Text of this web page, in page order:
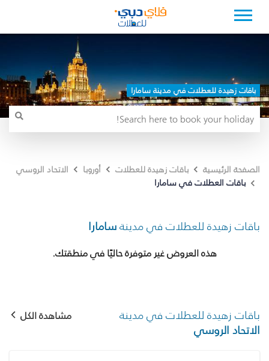
باقات زهيدة للعطلات في مدينة سامارا
الصفحة الرئيسية باقات زهيدة للعطلات أوروبا
الاتحاد الروسي
باقات العطلات في سامارا
باقات زهيدة للعطلات في مدينةسامارا
هذه العروض غير متوفرة حاليًا في منطقتك.
باقات زهيدة للعطلات في مدينة
الاتحاد الروسي
مشاهدة الكل